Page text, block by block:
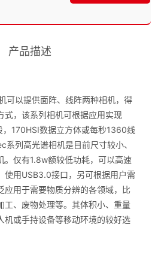
产品描述
可以提供面阵、线阵两种相机，得
式，该系列相机可根据应用实现
170HSI数据立方体或每秒1360线
系列高光谱相机是目前尺寸较小、
。仅有1.8w额较低功耗，可以高速
使用USB3.0接口，另可根据用户需
应用于需要物质分辨的各领域，比
工、废物处理等。其体积小、重量
机或手持设备等移动环境的较好选